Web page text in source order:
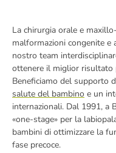
La chirurgia orale e
malformazioni congenite e
nostro team
ottenere il miglior risultato
Beneficiamo del supporto
salute del bambino e un
internazionali. Dal 1991, a
«one-stage» per la
bambini di ottimizzare la
fase precoce.